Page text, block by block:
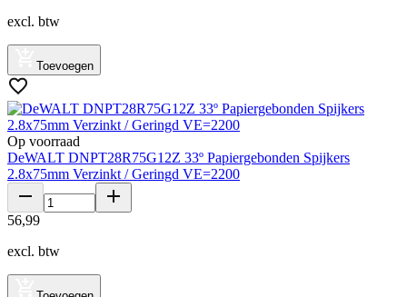
excl. btw
Toevoegen
Op voorraad
DeWALT DNPT28R75G12Z 33º Papiergebonden Spijkers
2.8x75mm Verzinkt / Geringd VE=2200
56,99
excl. btw